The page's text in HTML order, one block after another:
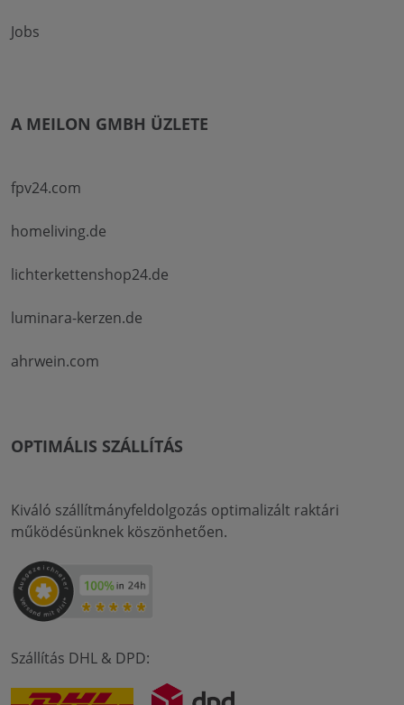
Jobs
A MEILON GMBH ÜZLETE
fpv24.com
homeliving.de
lichterkettenshop24.de
luminara-kerzen.de
ahrwein.com
OPTIMÁLIS SZÁLLÍTÁS
Kiváló szállítmányfeldolgozás optimalizált raktári
működésünknek köszönhetően.
Szállítás DHL & DPD: